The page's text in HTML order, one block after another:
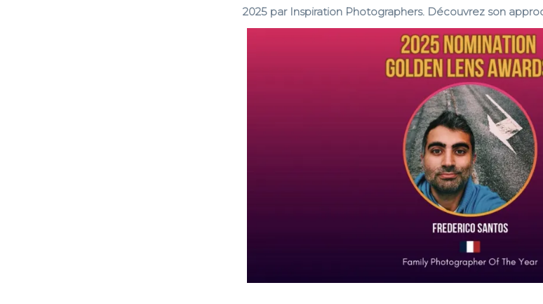
2025 par Inspiration Photographers. Découvrez son